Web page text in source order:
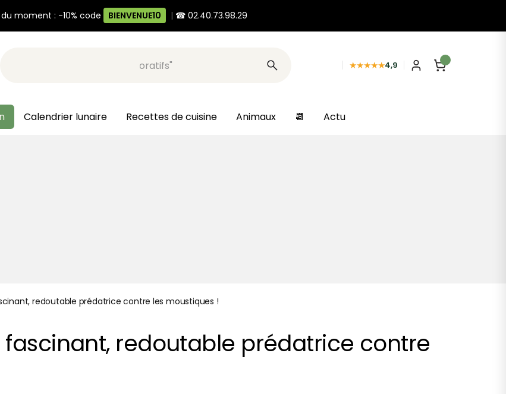
moment : -10% code BIENVENUE10 | ☎ 02.40.73.98.29
Recherche, ex: "pots décoratifs" ★★★★★4,9
Calendrier lunaire Recettes de cuisine Animaux 📆 Actu
redoutable prédatrice contre les moustiques !
fascinant, redoutable prédatrice contre